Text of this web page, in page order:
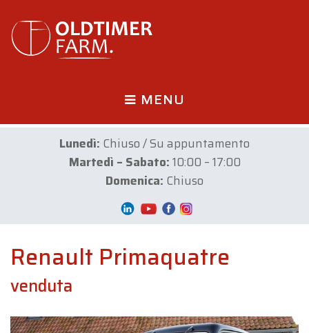
MENU
Lunedì: Chiuso / Su appuntamento
Martedì – Sabato:10:00 – 17:00
Domenica: Chiuso
Renault Primaquatre
venduta